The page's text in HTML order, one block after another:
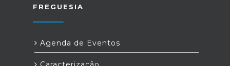
FREGUESIA
Agenda de Eventos